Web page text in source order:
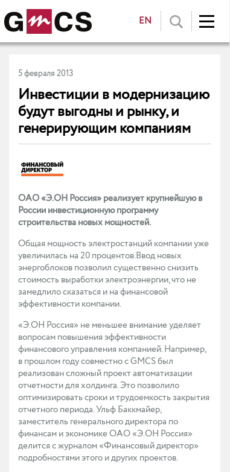
EN
5 февраля 2013
Инвестиции в модернизацию
будут выгодны и рынку, и
генерирующим компаниям
ОАО «Э.ОН Россия» реализует крупнейшую в
России инвестиционную программу
строительства новых мощностей.
Общая мощность электростанций компании уже
увеличилась на 20 процентов.Ввод новых
энергоблоков позволил существенно снизить
стоимость выработки электроэнергии, что не
замедлило сказаться и на финансовой
эффективности компании.
«Э.ОН Россия» не меньшее внимание уделяет
вопросам повышения эффективности
финансового управления компанией. Например,
в прошлом году совместно с GMCS был
реализован сложный проект автоматизации
отчетности для холдинга. Это позволило
оптимизировать сроки и трудоемкость закрытия
отчетного периода. Ульф Баккмайер,
заместитель генерального директора по
финансам и экономике ОАО «Э.ОН Россия»
делится с журналом «Финансовый директор»
подробностями этого и других проектов.